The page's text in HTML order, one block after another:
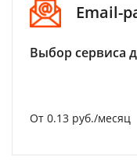
Email-
Выбор сервиса
От 0.13 руб./месяц